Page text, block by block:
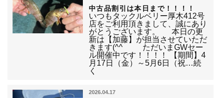
中古品割引は本日まで！！！！
いつもタックルベリー厚木412号
店をご利用頂きまして、誠にあり
がとうございます。 本日の更
新は【加藤】が担当させていただ
きます(^^ゞ ただいまGWセー
ル開催中です！！！！ 【期間】4
月17日（金）～5月6日（祝…続
く
2026.04.17